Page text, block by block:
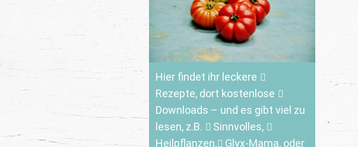
Hier findet ihr leckere
Rezepte, dort kostenlose
Downloads – und es gibt viel zu
lesen, z.B.
Sinnvolles,
Heilpflanzen,
Glyx-Mama, oder